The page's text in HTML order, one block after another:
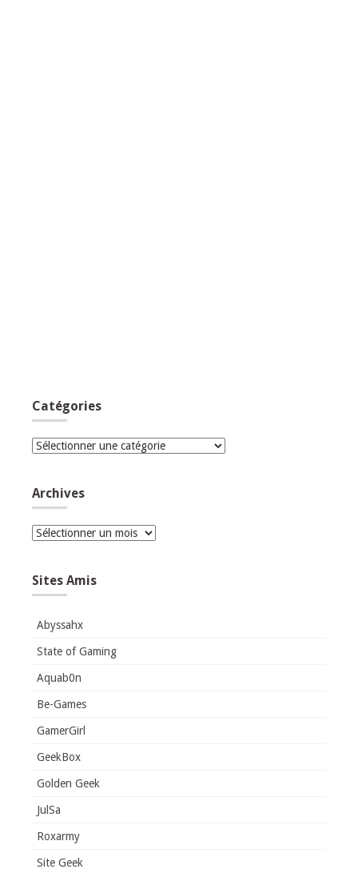
Catégories
Catégories
Archives
Archives
Sites Amis
Abyssahx
State of Gaming
Aquab0n
Be-Games
GamerGirl
GeekBox
Golden Geek
JulSa
Roxarmy
Site Geek